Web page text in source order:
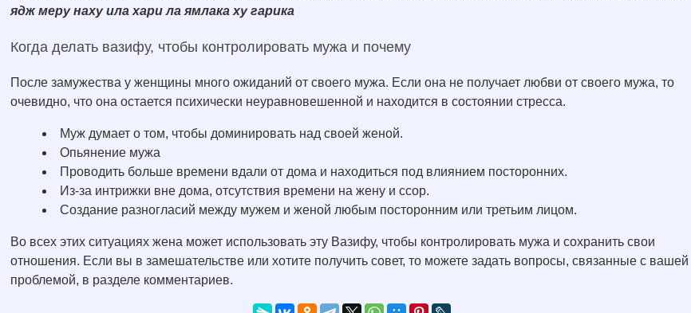
ядж меру наху ила хари ла ямлака ху гарика
Когда делать вазифу, чтобы контролировать мужа и почему
После замужества у женщины много ожиданий от своего мужа. Если она не получает любви от своего мужа, то
очевидно, что она остается психически неуравновешенной и находится в состоянии стресса.
Муж думает о том, чтобы доминировать над своей женой.
Опьянение мужа
Проводить больше времени вдали от дома и находиться под влиянием посторонних.
Из-за интрижки вне дома, отсутствия времени на жену и ссор.
Создание разногласий между мужем и женой любым посторонним или третьим лицом.
Во всех этих ситуациях жена может использовать эту Вазифу, чтобы контролировать мужа и сохранить свои
отношения. Если вы в замешательстве или хотите получить совет, то можете задать вопросы, связанные с вашей
проблемой, в разделе комментариев.